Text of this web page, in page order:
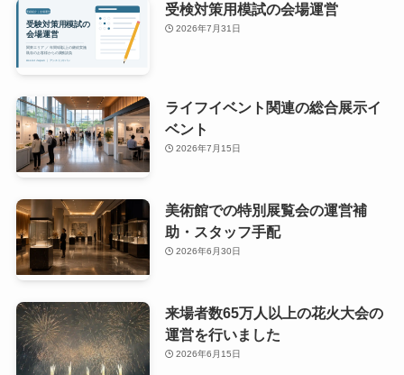
受検対策用模試の会場運営
2026年7月31日
ライフイベント関連の総合展示イ
ベント
2026年7月15日
美術館での特別展覧会の運営補
助・スタッフ手配
2026年6月30日
来場者数65万人以上の花火大会の
運営を行いました
2026年6月15日